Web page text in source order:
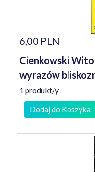
6,00 PLN
Cienkowski
wyrazów
1 produkt/y
Dodaj do Koszyka